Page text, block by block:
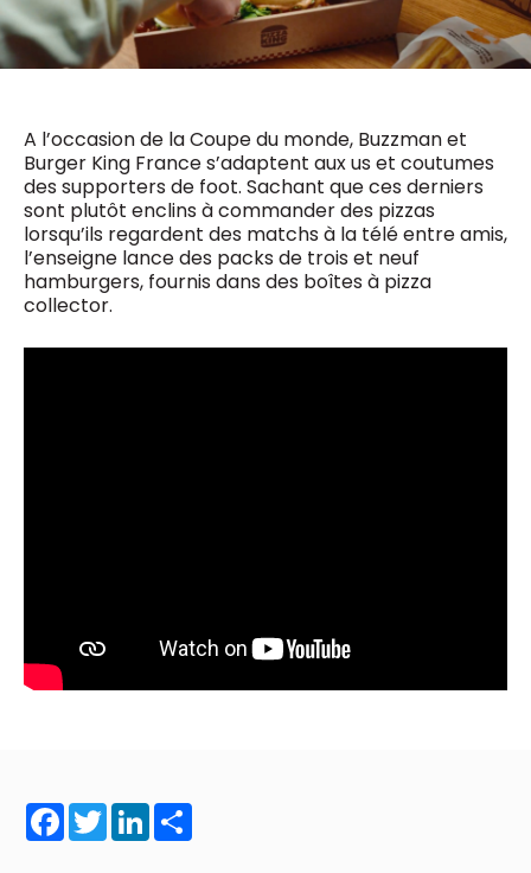
A l’occasion de la Coupe du monde, Buzzman et
Burger King France s’adaptent aux us et coutumes
des supporters de foot. Sachant que ces derniers
sont plutôt enclins à commander des pizzas
lorsqu’ils regardent des matchs à la télé entre amis,
l’enseigne lance des packs de trois et neuf
hamburgers, fournis dans des boîtes à pizza
collector.
Facebook
TwitterLinkedIn
0498 88 64 89
f.bouchar@mm.be
0475 97 12 57
g.byl@mm.be
Chief Editor
Damien Lemaire
0477 37 31 65
d.lemaire@mm.be
VALIDER
Daily
Freemium
access
5 x week
MM e - News
1 x week
MM Brunch
1 x week
MM Tech
10 x year
MM Best of
MM Magazine